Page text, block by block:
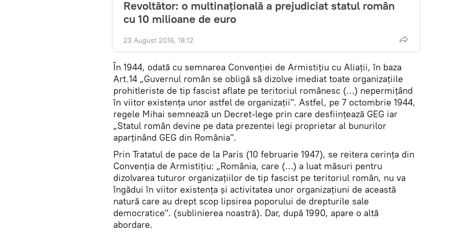
Revoltător: o multinațională a prejudiciat statul român
cu 10 milioane de euro
23 August 2016, 18:12
În 1944, odată cu semnarea Convenţiei de Armistiţiu cu Aliații, în baza
Art.14 „Guvernul român se obligă să dizolve imediat toate organizaţiile
prohitleriste de tip fascist aflate pe teritoriul românesc (…) nepermițând
în viitor existenţa unor astfel de organizaţii". Astfel, pe 7 octombrie 1944,
regele Mihai semnează un Decret-lege prin care desființează GEG iar
„Statul român devine pe data prezentei legi proprietar al bunurilor
aparţinând GEG din România".
Prin Tratatul de pace de la Paris (10 februarie 1947), se reitera cerința din
Convenția de Armistițiu: „România, care (…) a luat măsuri pentru
dizolvarea tuturor organizaţiilor de tip fascist pe teritoriul român, nu va
îngădui în viitor existenţa şi activitatea unor organizaţiuni de această
natură care au drept scop lipsirea poporului de drepturile sale
democratice". (sublinierea noastră). Dar, după 1990, apare o altă
abordare.